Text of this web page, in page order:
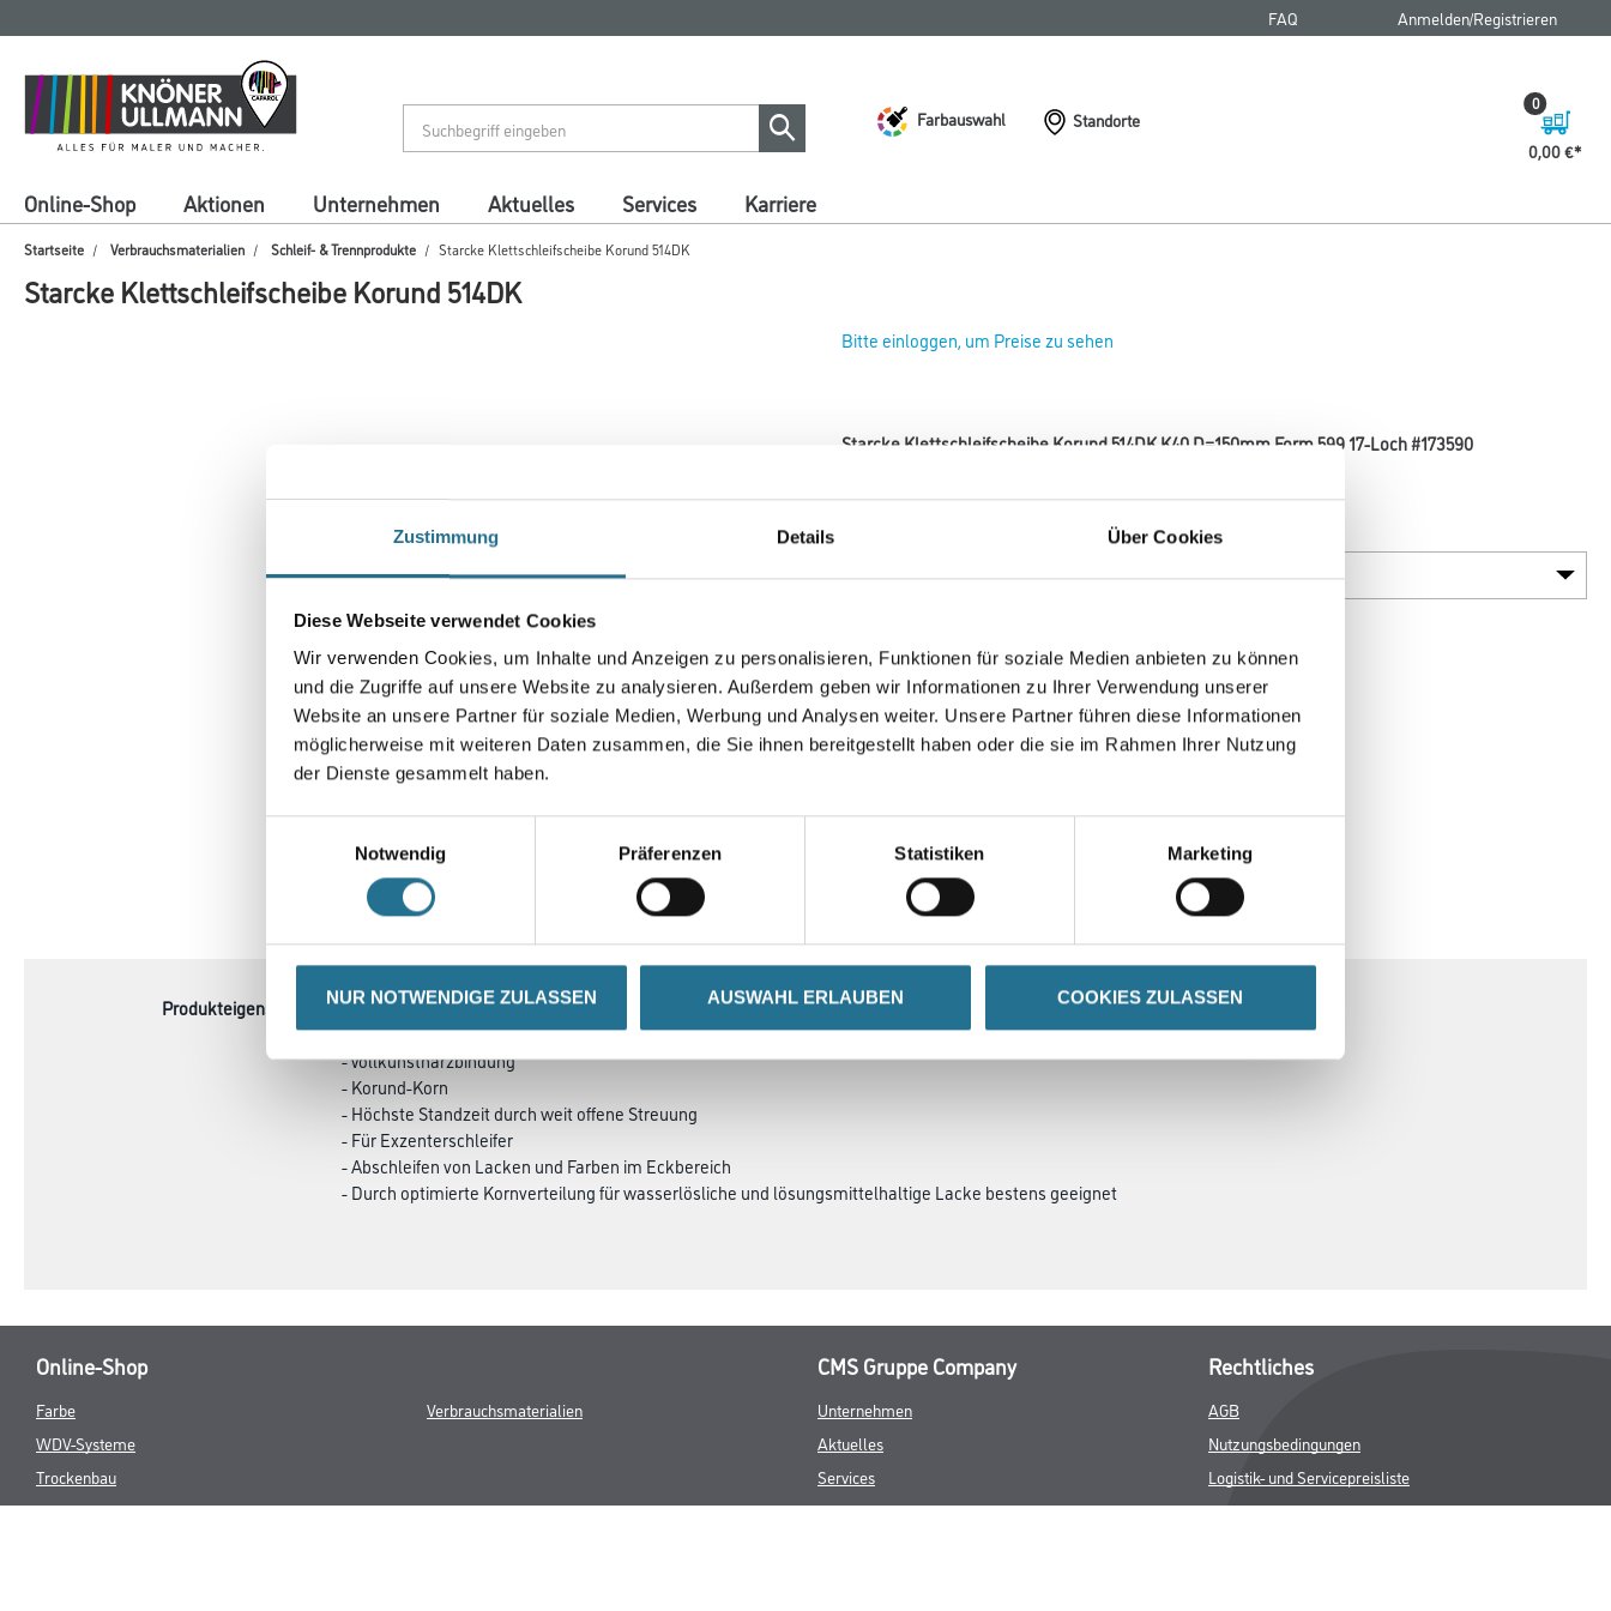
Zustimmung Details Über Cookies
Diese Webseite verwendet Cookies
Wir verwenden Cookies, um Inhalte und Anzeigen zu personalisieren, Funktionen für soziale Medien anbieten zu können
und die Zugriffe auf unsere Website zu analysieren. Außerdem geben wir Informationen zu Ihrer Verwendung unserer
Website an unsere Partner für soziale Medien, Werbung und Analysen weiter. Unsere Partner führen diese Informationen
möglicherweise mit weiteren Daten zusammen, die Sie ihnen bereitgestellt haben oder die sie im Rahmen Ihrer Nutzung
der Dienste gesammelt haben.
Notwendig
Präferenzen Statistiken Marketing
NUR NOTWENDIGE ZULASSEN AUSWAHL ERLAUBEN COOKIES ZULASSEN
springen
springen
FAQ Anmelden/Registrieren
Farbauswahl
Standorte
0,00 €
0
Online-Shop Aktionen Unternehmen Aktuelles Services Karriere
Startseite Verbrauchsmaterialien Schleif- & Trennprodukte Starcke Klettschleifscheibe Korund 514DK
Starcke Klettschleifscheibe Korund 514DK
Bitte einloggen, um Preise zu sehen
Starcke Klettschleifscheibe Korund 514DK K40 D=150mm Form 599 17-Loch #173590
Umrechnungsfaktoren
CURRENT
PRODUKTEIGENSCHAFTEN ZUSATZINFOS GEFAHRENHINWEISE SPEZIFIKATIONEN
- Latexhaltiges, flexibles D-Papier
- Kletthaftung zur Befestigung
- Vollkunstharzbindung
- Korund-Korn
- Höchste Standzeit durch weit offene Streuung
Online-Shop
Farbe
Verbrauchsmaterialien
CMS Gruppe Company
Unternehmen
Rechtliches
AGB